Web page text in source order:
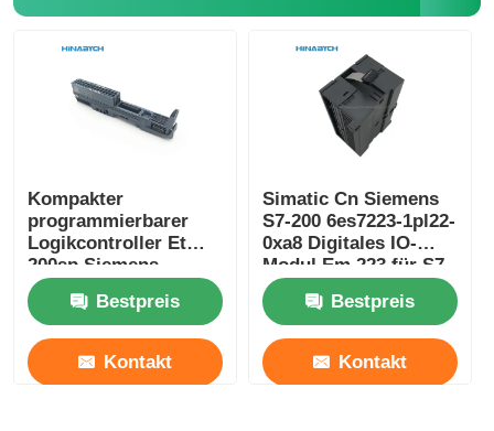
Startseite
Produkte
Kompakter
programmierbarer
Logikcontroller Et
200sp Siemens
6es7193-6bp20-0ba0
Bestpreis
Kontakt
Simatic Cn Siemens
S7-200 6es7223-1pl22-
0xa8 Digitales IO-
Modul Em 223 für S7-
22X CPU 16 Di 24V
Gleichspannung
Bestpreis
Kontakt